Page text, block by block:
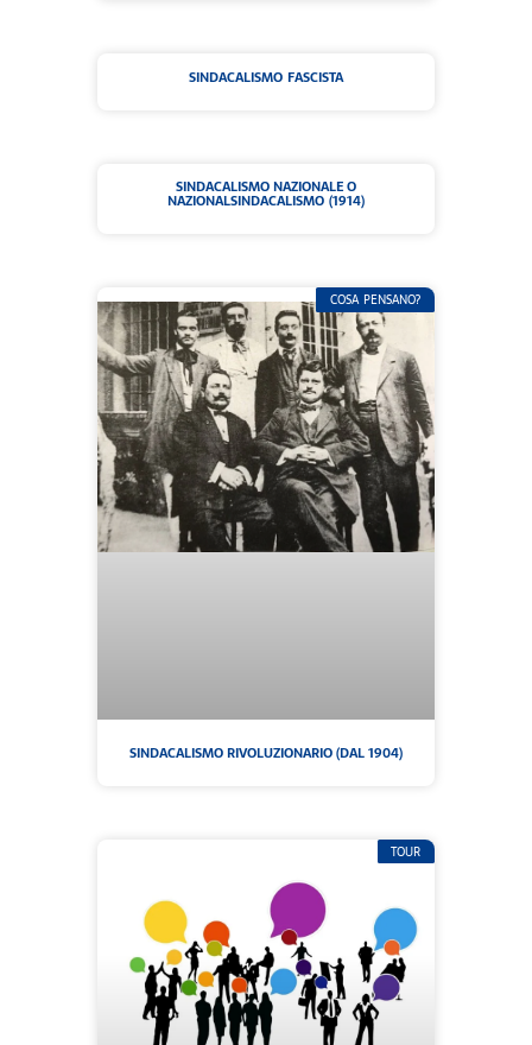
SINDACALISMO FASCISTA
SINDACALISMO NAZIONALE O
NAZIONALSINDACALISMO (1914)
COSA PENSANO?
SINDACALISMO RIVOLUZIONARIO (DAL 1904)
TOUR